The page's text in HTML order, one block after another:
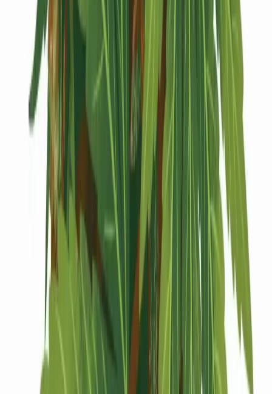
Kapseln
Drinkables